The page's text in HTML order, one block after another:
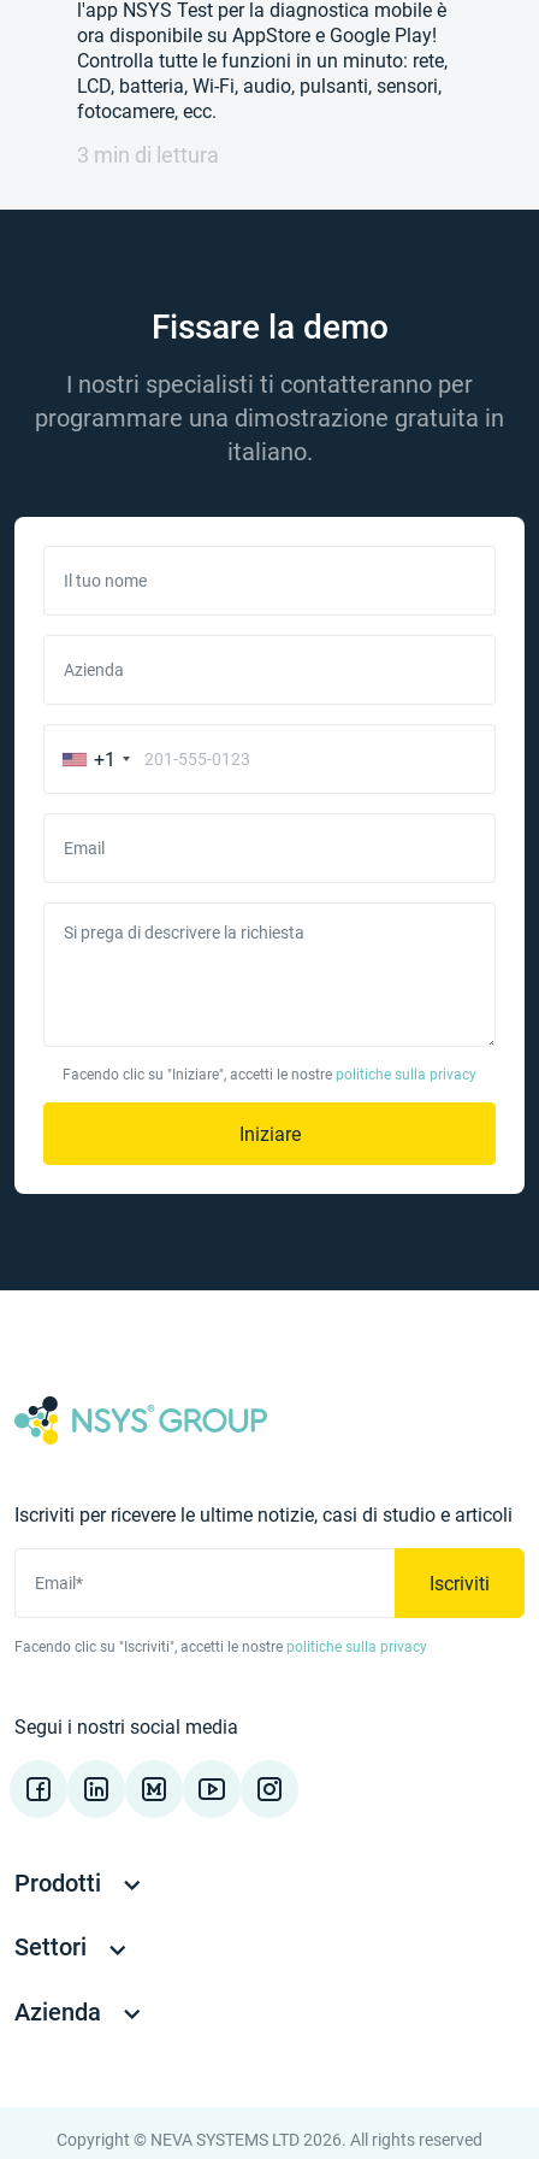
l'app NSYS Test per la diagnostica mobile è
ora disponibile su AppStore e Google Play!
Controlla tutte le funzioni in un minuto: rete,
LCD, batteria, Wi-Fi, audio, pulsanti, sensori,
fotocamere, ecc.
3 min di lettura
Fissare la demo
I nostri specialisti ti contatteranno per
programmare una dimostrazione gratuita in
italiano.
Il tuo nome
Azienda
+1
Email
Si prega di descrivere la richiesta
Facendo clic su "Iniziare", accetti le nostre politiche sulla privacy
Iniziare
Iscriviti per ricevere le ultime notizie, casi di studio e articoli
Email* Iscriviti
Facendo clic su "Iscriviti", accetti le nostre politiche sulla privacy
Segui i nostri social media
Prodotti
Settori
Azienda
Copyright © NEVA SYSTEMS LTD 2026. All rights reserved